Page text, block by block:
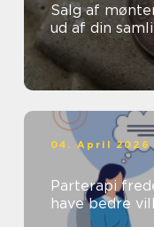
Salg af
ud af din
04. April 2026
Parterapi fredericia når
have bedre